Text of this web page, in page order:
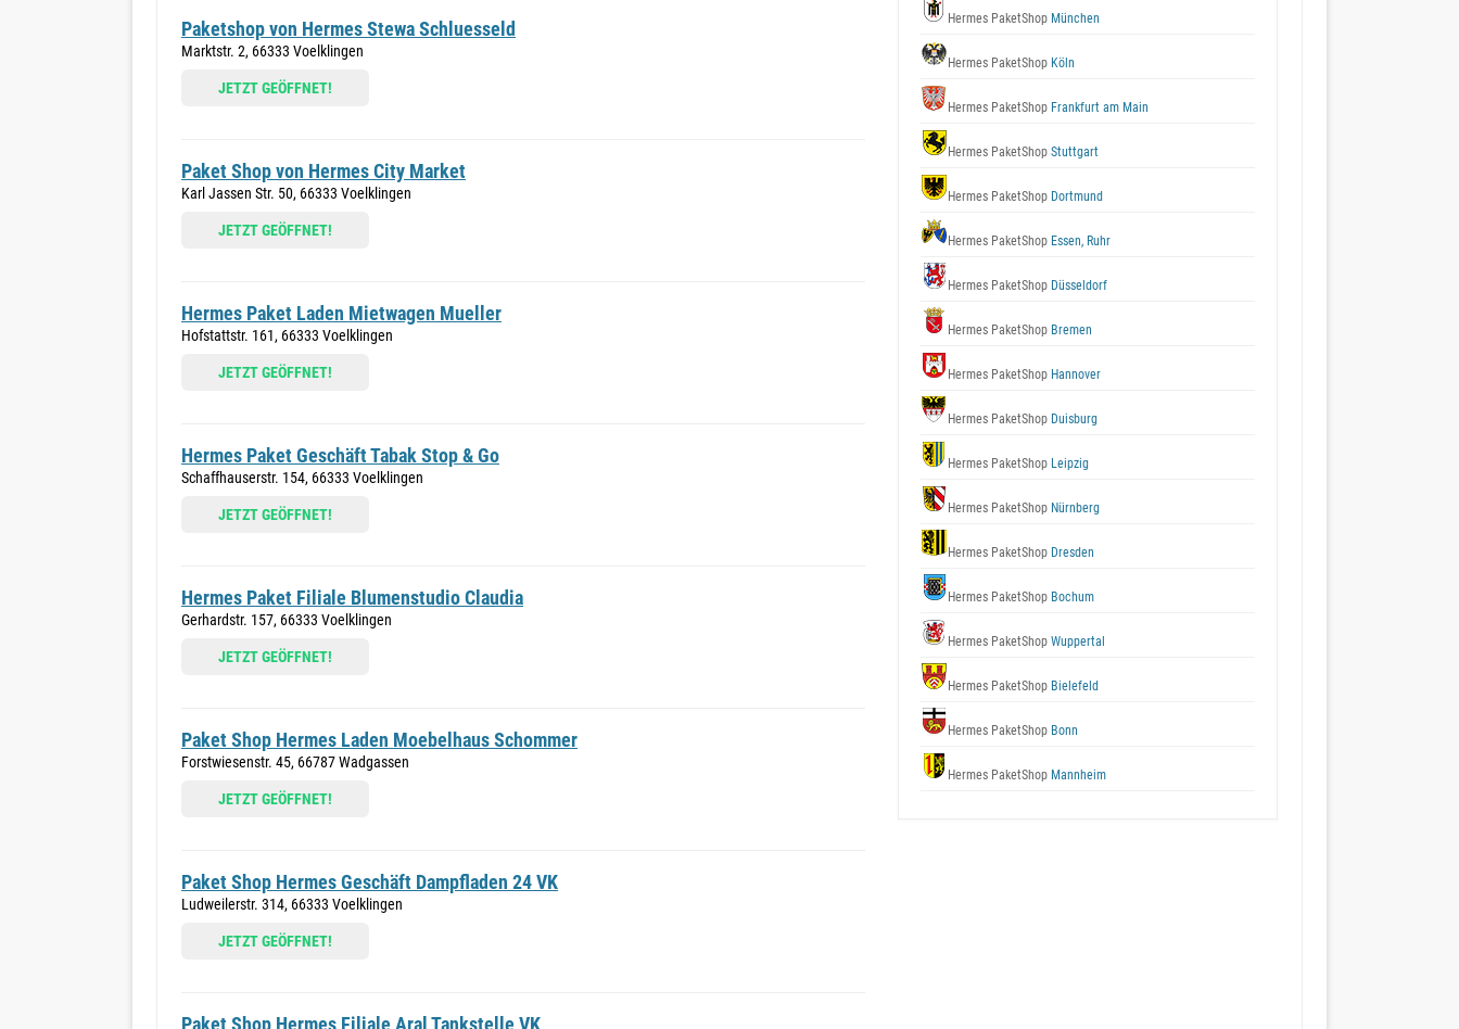
Paketshop von Hermes Stewa Schluesseld
Marktstr. 2, 66333 Voelklingen
JETZT GEÖFFNET!
Paket Shop von Hermes City Market
Karl Jassen Str. 50, 66333 Voelklingen
JETZT GEÖFFNET!
Hermes Paket Laden Mietwagen Mueller
Hofstattstr. 161, 66333 Voelklingen
JETZT GEÖFFNET!
Hermes Paket Geschäft Tabak Stop & Go
Schaffhauserstr. 154, 66333 Voelklingen
JETZT GEÖFFNET!
Hermes Paket Filiale Blumenstudio Claudia
Gerhardstr. 157, 66333 Voelklingen
JETZT GEÖFFNET!
Paket Shop Hermes Laden Moebelhaus Schommer
Forstwiesenstr. 45, 66787 Wadgassen
JETZT GEÖFFNET!
Paket Shop Hermes Geschäft Dampfladen 24 VK
Ludweilerstr. 314, 66333 Voelklingen
JETZT GEÖFFNET!
Paket Shop Hermes Filiale Aral Tankstelle VK
Hermes PaketShop München
Hermes PaketShop Köln
Hermes PaketShop Frankfurt am Main
Hermes PaketShop Stuttgart
Hermes PaketShop Dortmund
Hermes PaketShop Essen, Ruhr
Hermes PaketShop Düsseldorf
Hermes PaketShop Bremen
Hermes PaketShop Hannover
Hermes PaketShop Duisburg
Hermes PaketShop Leipzig
Hermes PaketShop Nürnberg
Hermes PaketShop Dresden
Hermes PaketShop Bochum
Hermes PaketShop Wuppertal
Hermes PaketShop Bielefeld
Hermes PaketShop Bonn
Hermes PaketShop Mannheim